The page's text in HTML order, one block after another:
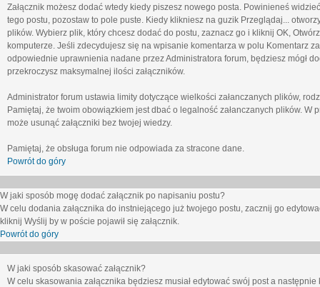
Załącznik możesz dodać wtedy kiedy piszesz nowego posta. Powinieneś
tego postu, pozostaw to pole puste. Kiedy klikniesz na guzik Przeglądaj...
plików. Wybierz plik, który chcesz dodać do postu, zaznacz go i kliknij OK,
komputerze. Jeśli zdecydujesz się na wpisanie komentarza w polu Komentarz
odpowiednie uprawnienia nadane przez Administratora forum, będziesz mógł
przekroczysz maksymalnej ilości załączników.
Administrator forum ustawia limity dotyczące wielkości załanczanych plików,
Pamiętaj, że twoim obowiązkiem jest dbać o legalność załanczanych plików.
może usunąć załączniki bez twojej wiedzy.
Pamiętaj, że obsługa forum nie odpowiada za stracone dane.
Powrót do góry
W jaki sposób mogę dodać załącznik po napisaniu postu?
W celu dodania załącznika do instniejącego już twojego postu, zacznij go
kliknij Wyślij by w poście pojawił się załącznik.
Powrót do góry
W jaki sposób skasować załącznik?
W celu skasowania załącznika będziesz musiał edytować swój post a